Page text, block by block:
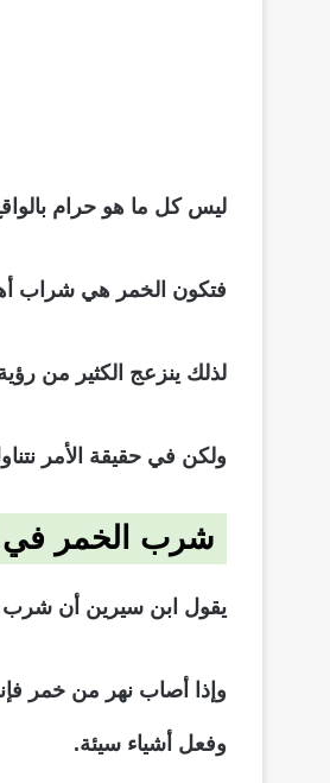
ليس كل ما هو حرام
فتكون الخمر هي شراب أهل
لذلك ينزعج الكثير من
ولكن في حقيقة الأمر
شرب الخمر في
يقول ابن سيرين أن شرب
وإذا أصاب نهر من خمر
وفعل أشياء سيئة.